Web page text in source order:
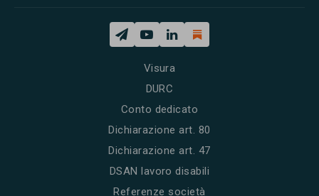
Visura
DURC
Conto dedicato
Dichiarazione art. 80
Dichiarazione art. 47
DSAN lavoro disabili
Referenze società